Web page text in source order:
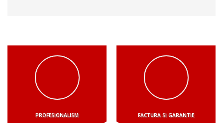
PROFESIONALISM FACTURA SI GARANTIE